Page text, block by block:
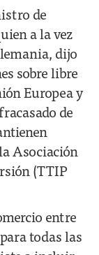
de
a la vez
dijo
sobre libre
Europea y
de
Asociación
(TTIP
entre
todas las